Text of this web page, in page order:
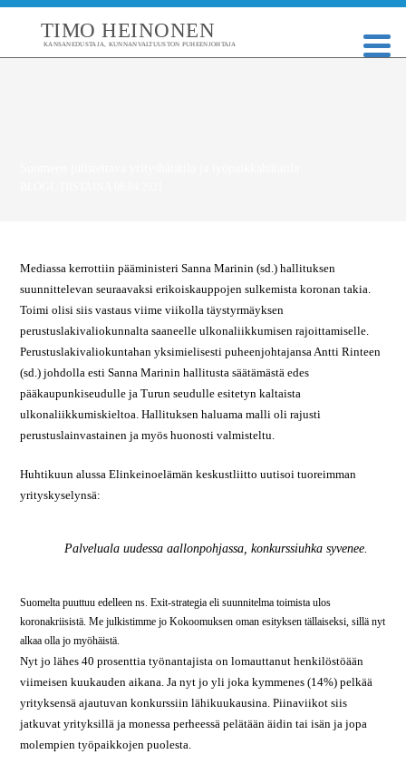
TIMO HEINONEN
KANSANEDUSTAJA, KUNNANVALTUUSTON PUHEENJOHTAJA
Mediassa kerrottiin pääministeri Sanna Marinin (sd.) hallituksen
suunnittelevan seuraavaksi erikoiskauppojen sulkemista koronan takia.
Toimi olisi siis vastaus viime viikolla täystyrmäyksen
perustuslakivaliokunnalta saaneelle ulkonaliikkumisen rajoittamiselle.
Perustuslakivaliokuntahan yksimielisesti puheenjohtajansa Antti Rinteen
(sd.) johdolla esti Sanna Marinin hallitusta säätämästä edes
pääkaupunkiseudulle ja Turun seudulle esitetyn kaltaista
ulkonaliikkumiskieltoa. Hallituksen haluama malli oli rajusti
perustuslainvastainen ja myös huonosti valmisteltu.
Huhtikuun alussa Elinkeinoelämän keskustliitto uutisoi tuoreimman
yrityskyselynsä:
Palveluala uudessa aallonpoh­jassa, konkurssiuhka syvenee.
Suomelta puuttuu edelleen ns. Exit-strategia eli suunnitelma toimista ulos
koronakriisistä. Me julkistimme jo Kokoomuksen oman esityksen tällaiseksi, sillä nyt
alkaa olla jo myöhäistä.
Nyt jo lähes 40 prosenttia työnantajista on lomauttanut henkilöstöään
viimeisen kuukauden aikana. Ja nyt jo yli joka kymmenes (14%) pelkää
yrityksensä ajautuvan konkurssiin lähikuukausina. Piinaviikot siis
jatkuvat yrityksillä ja monessa perheessä pelätään äidin tai isän ja jopa
molempien työpaikkojen puolesta.